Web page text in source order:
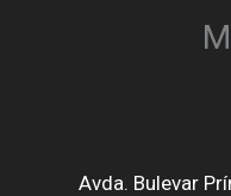
Avda. Bulevar